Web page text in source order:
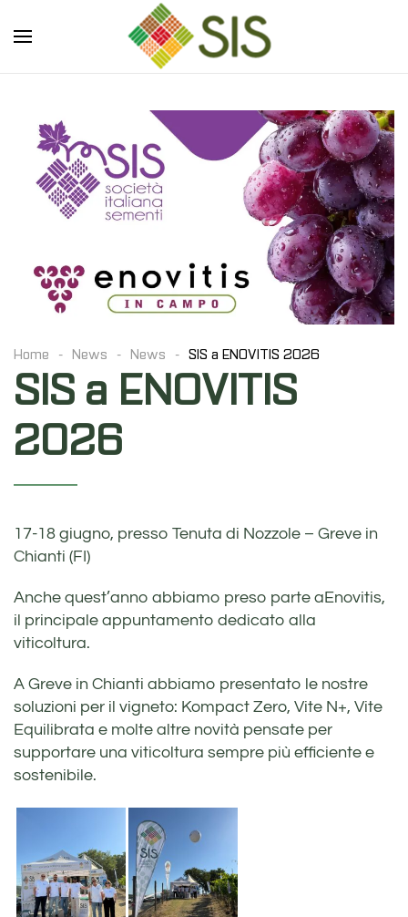
Skip to main content
Home News News SIS a ENOVITIS 2026
SIS a ENOVITIS
2026
17-18 giugno, presso Tenuta di Nozzole – Greve in
Chianti (FI)
Anche quest’anno abbiamo preso parte aEnovitis,
il principale appuntamento dedicato alla
viticoltura.
A Greve in Chianti abbiamo presentato le nostre
soluzioni per il vigneto: Kompact Zero, Vite N+, Vite
Equilibrata e molte altre novità pensate per
supportare una viticoltura sempre più efficiente e
sostenibile.